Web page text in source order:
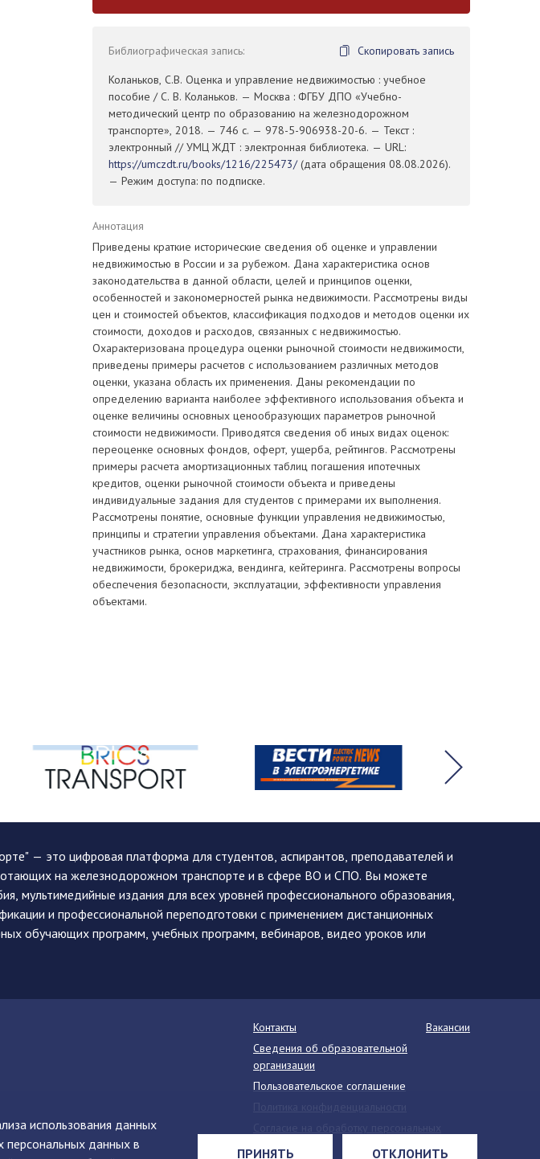
Библиографическая запись:
Скопировать запись
Коланьков, С.В. Оценка и управление недвижимостью : учебное
пособие / С. В. Коланьков. — Москва : ФГБУ ДПО «Учебно-
методический центр по образованию на железнодорожном
транспорте», 2018. — 746 с. — 978-5-906938-20-6. — Текст :
электронный // УМЦ ЖДТ : электронная библиотека. — URL:
https://umczdt.ru/books/1216/225473/(дата обращения 08.08.2026).
— Режим доступа: по подписке.
Аннотация
Приведены краткие исторические сведения об оценке и управлении
недвижимостью в России и за рубежом. Дана характеристика основ
законодательства в данной области, целей и принципов оценки,
особенностей и закономерностей рынка недвижимости. Рассмотрены виды
цен и стоимостей объектов, классификация подходов и методов оценки их
стоимости, доходов и расходов, связанных с недвижимостью.
Охарактеризована процедура оценки рыночной стоимости недвижимости,
приведены примеры расчетов с использованием различных методов
оценки, указана область их применения. Даны рекомендации по
определению варианта наиболее эффективного использования объекта и
оценке величины основных ценообразующих параметров рыночной
стоимости недвижимости. Приводятся сведения об иных видах оценок:
переоценке основных фондов, оферт, ущерба, рейтингов. Рассмотрены
примеры расчета амортизационных таблиц погашения ипотечных
кредитов, оценки рыночной стоимости объекта и приведены
индивидуальные задания для студентов с примерами их выполнения.
Рассмотрены понятие, основные функции управления недвижимостью,
принципы и стратегии управления объектами. Дана характеристика
участников рынка, основ маркетинга, страхования, финансирования
недвижимости, брокериджа, вендинга, кейтеринга. Рассмотрены вопросы
обеспечения безопасности, эксплуатации, эффективности управления
объектами.
использования данных
персональных данных в
ПРИНЯТЬ ОТКЛОНИТЬ
— это цифровая платформа для студентов, аспирантов, преподавателей и
на железнодорожном транспорте и в сфере ВО и СПО. Вы можете
мультимедийные издания для всех уровней профессионального образования,
и профессиональной переподготовки с применением дистанционных
обучающих программ, учебных программ, вебинаров, видео уроков или
Контакты
Вакансии
Сведения об образовательной
организации
Пользовательское соглашение